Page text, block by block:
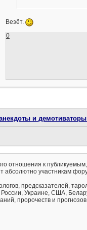
Везёт.
0
и
отношения к
участникам
предсказателей,
России, Украине, США,
пророчеств и